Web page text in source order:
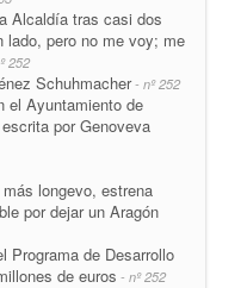
Alcaldía tras casi dos
lado, pero no me voy; me
252
Schuhmacher- nº 252
el Ayuntamiento de
por Genoveva
longevo, estrena
por dejar un Aragón
Programa de Desarrollo
de euros - nº 252